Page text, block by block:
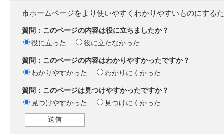
市ホームページをより使いやすくわかりやすいものにする
質問：このページの内容は役に立ちましたか？
役に立った
役に立たなかった
質問：このページの内容はわかりやすかったですか？
わかりやすかった
わかりにくかった
質問：このページは見つけやすかったですか？
見つけやすかった
見つけにくかった